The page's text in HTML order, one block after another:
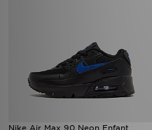
Nike Air Max 90 Neon Enfant